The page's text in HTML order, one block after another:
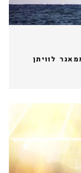
לוויתן